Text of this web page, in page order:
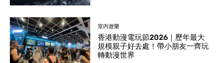
室內遊樂
香港動漫電玩節2026｜歷年最大
規模親子好去處！帶小朋友一齊玩
轉動漫世界